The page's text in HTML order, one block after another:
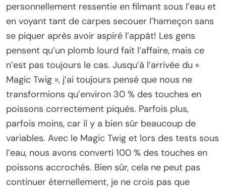
personnellement ressentie en filmant sous l’eau et
en voyant tant de carpes secouer l’hameçon sans
se piquer après avoir aspiré l’appât! Les gens
pensent qu’un plomb lourd fait l’affaire, mais ce
n’est pas toujours le cas. Jusqu’à l’arrivée du «
Magic Twig », j’ai toujours pensé que nous ne
transformions qu’environ 30 % des touches en
poissons correctement piqués. Parfois plus,
parfois moins, car il y a bien sûr beaucoup de
variables. Avec le Magic Twig et lors des tests sous
l’eau, nous avons converti 100 % des touches en
poissons accrochés. Bien sûr, cela ne peut pas
continuer éternellement, je ne crois pas que